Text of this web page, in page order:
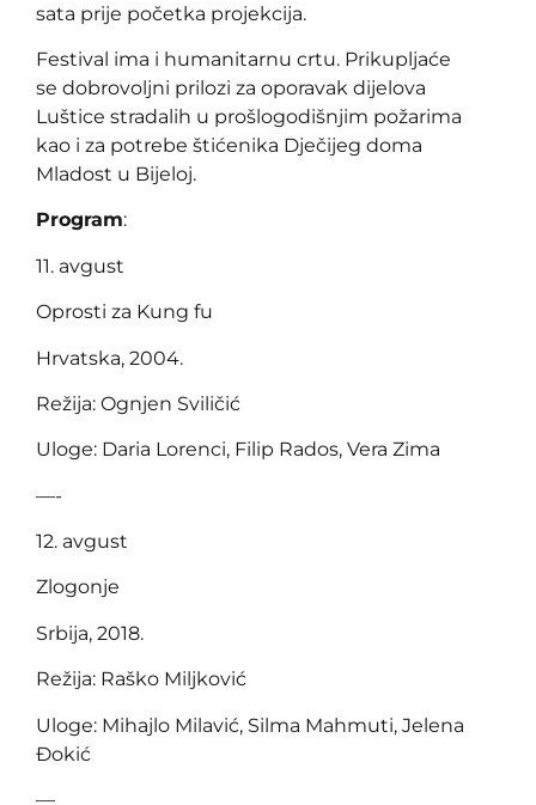
sata prije početka projekcija.
Festival ima i humanitarnu crtu. Prikupljaće
se dobrovoljni prilozi za oporavak dijelova
Luštice stradalih u prošlogodišnjim požarima
kao i za potrebe štićenika Dječijeg doma
Mladost u Bijeloj.
Program:
11. avgust
Oprosti za Kung fu
Hrvatska, 2004.
Režija: Ognjen Sviličić
Uloge: Daria Lorenci, Filip Rados, Vera Zima
—-
12. avgust
Zlogonje
Srbija, 2018.
Režija: Raško Miljković
Uloge: Mihajlo Milavić, Silma Mahmuti, Jelena
Đokić
—